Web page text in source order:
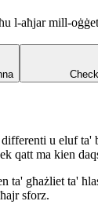
l-aħjar mill-
u eluf ta'
qatt ma kien
ta' għażliet ta'
sforz.